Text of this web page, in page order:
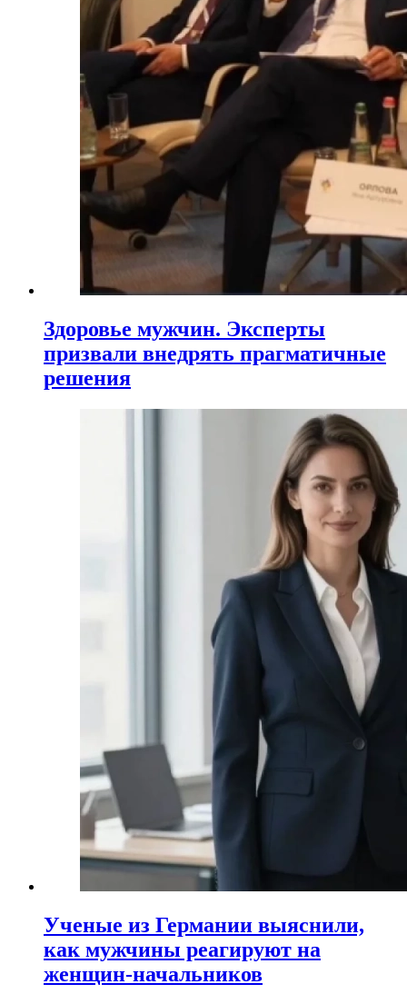
Здоровье мужчин. Эксперты
призвали внедрять прагматичные
решения
Ученые из Германии выяснили,
как мужчины реагируют на
женщин-начальников